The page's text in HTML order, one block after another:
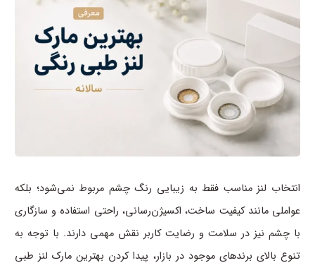
انتخاب لنز مناسب فقط به زیبایی رنگ چشم مربوط نمی‌شود؛ بلکه
عواملی مانند کیفیت ساخت، اکسیژن‌رسانی، راحتی استفاده و سازگاری
با چشم نیز در سلامت و رضایت کاربر نقش مهمی دارند. با توجه به
تنوع بالای برندهای موجود در بازار، پیدا کردن بهترین مارک لنز طبی